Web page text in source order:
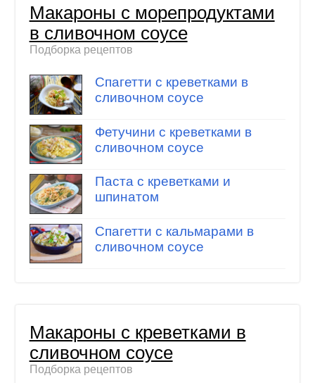
Макароны с морепродуктами
в сливочном соусе
Подборка рецептов
Спагетти с креветками в
сливочном соусе
Фетучини с креветками в
сливочном соусе
Паста с креветками и
шпинатом
Спагетти с кальмарами в
сливочном соусе
Макароны с креветками в
сливочном соусе
Подборка рецептов